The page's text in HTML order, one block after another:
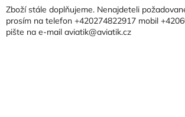
aZboží stále doplňujeme. Nenajdeteli
prosím na telefon +420274822917 mobil
pište na e-mail aviatik@aviatik.cz